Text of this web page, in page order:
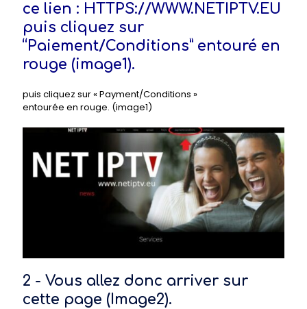
ce lien : HTTPS://WWW.NETIPTV.EU
puis cliquez sur
“Paiement/Conditions” entouré en
rouge (image1).
puis cliquez sur « Payment/Conditions »
entourée en rouge. (image1)
2 - Vous allez donc arriver sur
cette page (Image2).